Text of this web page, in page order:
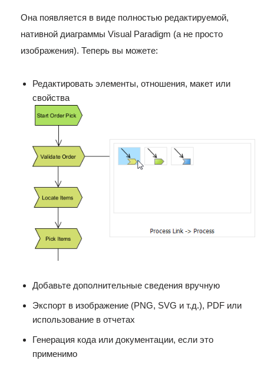
Она появляется в виде полностью редактируемой,
нативной диаграммы Visual Paradigm (а не просто
изображения). Теперь вы можете:
Редактировать элементы, отношения, макет или
свойства
Добавьте дополнительные сведения вручную
Экспорт в изображение (PNG, SVG и т.д.), PDF или
использование в отчетах
Генерация кода или документации, если это
применимо